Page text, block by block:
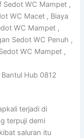
Sedot WC Mampet ,
WC Macet , Biaya
WC Mampet ,
Sedot WC Penuh ,
WC Mampet ,
Hub 0812
terjadi di
terpuji demi
saluran itu